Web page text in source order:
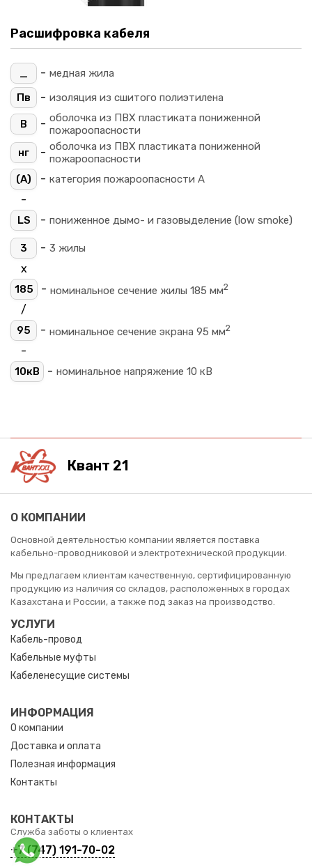
Расшифровка кабеля
_ - медная жила
Пв
- изоляция из сшитого полиэтилена
В - оболочка из ПВХ пластиката пониженной
пожароопасности
нг
- оболочка из ПВХ пластиката пониженной
пожароопасности
(A)
- категория пожароопасности A
-
LS - пониженное дымо- и газовыделение (low smoke)
3 - 3 жилы
х
185 - номинальное сечение жилы 185 мм2
/
95 - номинальное сечение экрана 95 мм2
-
10кВ - номинальное напряжение 10 кВ
Квант 21
О КОМПАНИИ
Основной деятельностью компании является поставка
кабельно-проводниковой и электротехнической продукции.
Мы предлагаем клиентам качественную, сертифицированную
продукцию из наличия со складов, расположенных в городах
Казахстана и России, а также под заказ на производство.
УСЛУГИ
Кабель-провод
Кабельные муфты
Кабеленесущие системы
ИНФОРМАЦИЯ
О компании
Доставка и оплата
Полезная информация
Контакты
КОНТАКТЫ
Служба заботы о клиентах
+7 (747) 191-70-02